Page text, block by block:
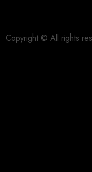
Copyright © All rights